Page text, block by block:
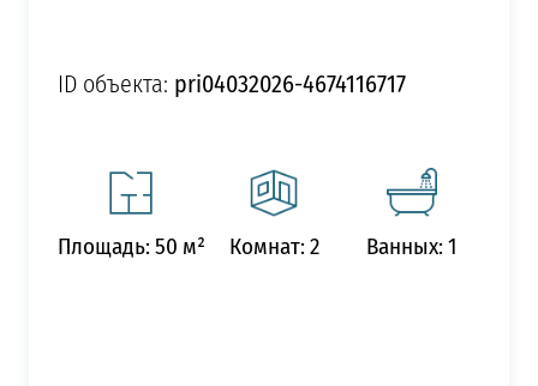
ID объекта: pri04032026-4674116717
Площадь: 50 м² Комнат: 2 Ванных: 1